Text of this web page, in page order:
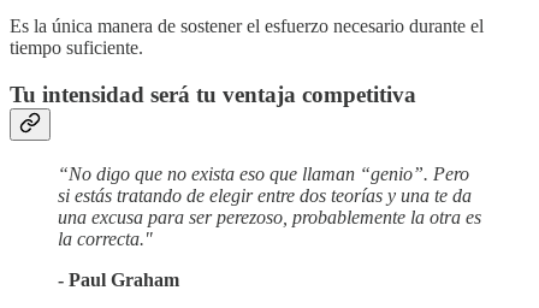
Es la única manera de sostener el esfuerzo necesario durante el
tiempo suficiente.
Tu intensidad será tu ventaja competitiva
“No digo que no exista eso que llaman “genio”. Pero
si estás tratando de elegir entre dos teorías y una te da
una excusa para ser perezoso, probablemente la otra es
la correcta."
- Paul Graham